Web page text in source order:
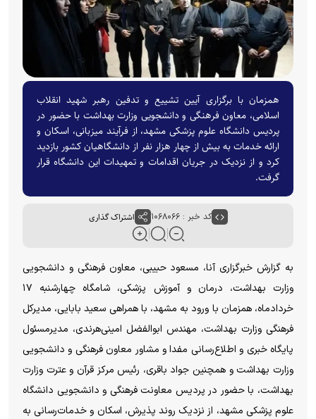
همزمان با برگزاری آیین تشییع و تدفین رهبر شهید انقلاب
اسلامی، معاون فرهنگی و دانشجویی وزارت بهداشت با حضور در
پردیس دانشگاه علوم پزشکی مشهد، از فرآیند میزبانی، اسکان و
ارائه خدمات به بیش از چهار هزار نفر از دانشگاهیان کشور بازدید
کرد و از نزدیک در جریان اقدامات و تمهیدات این دانشگاه قرار
گرفت.
کد خبر : ۱۰۶۸۰۶۶ اشتراک گذاری
به گزارش خبرگزاری آنا، مسعود حبیبی، معاون فرهنگی و دانشجویی
وزارت بهداشت، درمان و آموزش پزشکی، شامگاه چهارشنبه ۱۷
خردادماه، همزمان با ورود به مشهد، با همراهی سعید بابایی، مدیرکل
فرهنگی وزارت بهداشت، مهندس ابوالفضل امینی‌هرندی، مدیرمسئول
پایگاه خبری و اطلاع‌رسانی مفدا و مشاور معاون فرهنگی و دانشجویی
وزارت بهداشت و همچنین جواد باقری، رئیس مرکز قرآن و عترت وزارت
بهداشت، با حضور در پردیس معاونت فرهنگی و دانشجویی دانشگاه
علوم پزشکی مشهد، از نزدیک روند پذیرش، اسکان و خدمات‌رسانی به